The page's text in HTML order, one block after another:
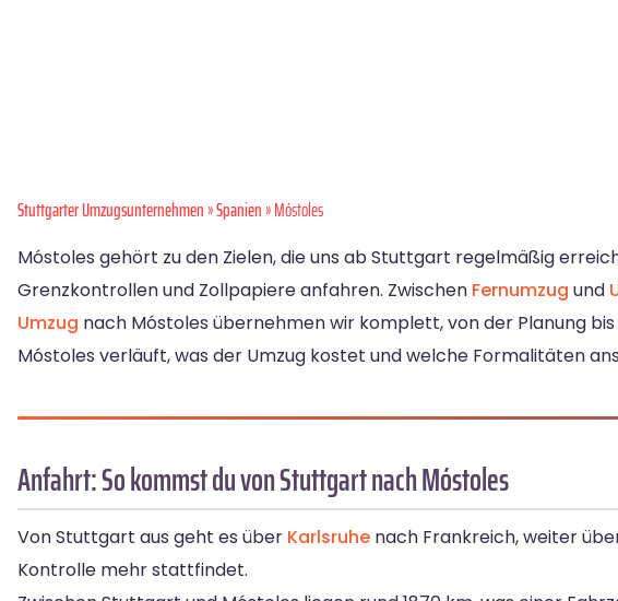
Stuttgarter Umzugsunternehmen»Spanien» Móstoles
Móstoles gehört zu den Zielen, die uns ab Stuttgart regelmäßig
Grenzkontrollen und Zollpapiere anfahren. Zwischen Fernumzug und
Umzug nach Móstoles übernehmen wir komplett, von der Planung
Móstoles verläuft, was der Umzug kostet und welche Formalitäten
Anfahrt: So kommst du von Stuttgart nach Móstoles
Von Stuttgart aus geht es über Karlsruhe nach Frankreich, weiter
Kontrolle mehr stattfindet.